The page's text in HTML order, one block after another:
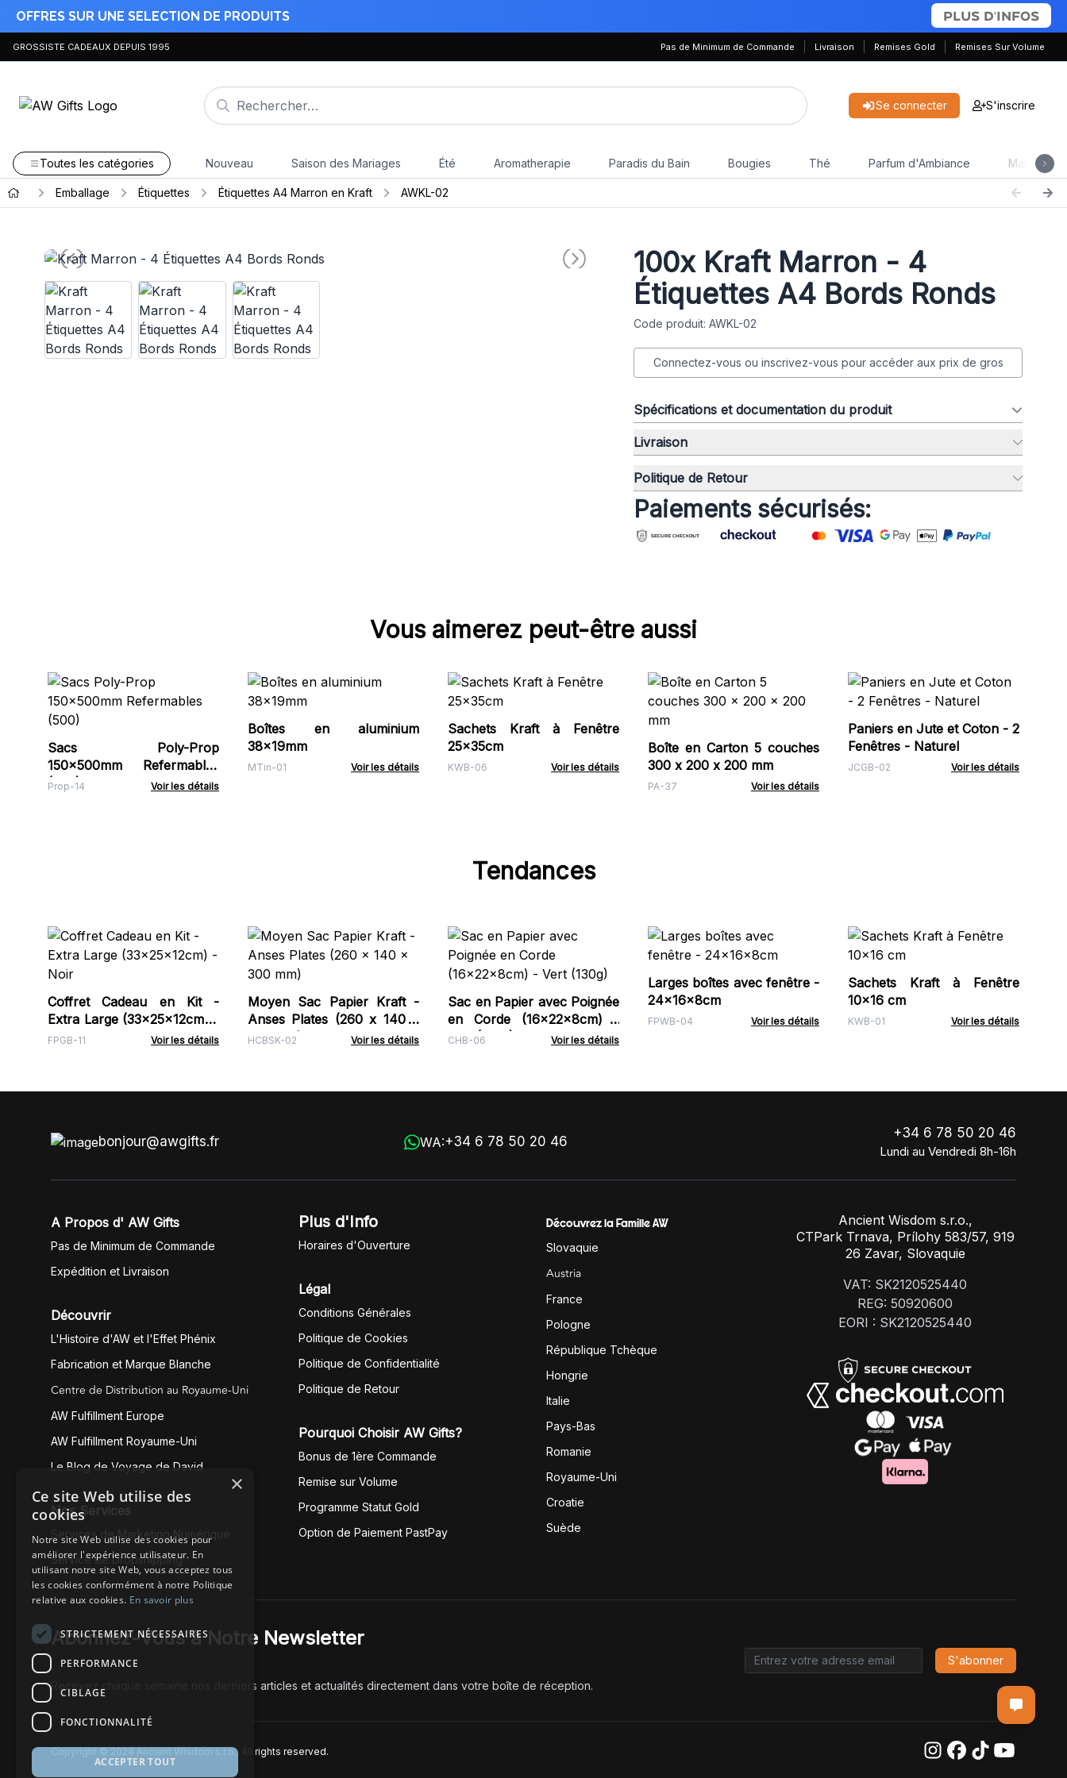
OFFRES SUR UNE SELECTION DE PRODUITS PLUS D'INFOS
GROSSISTE CADEAUX DEPUIS 1995 Pas de Minimum de Commande Livraison Remises Gold Remises Sur Volume
Se connecter S'inscrire
Toutes les catégories Nouveau Saison des Mariages Été Aromatherapie Paradis du Bain Bougies Thé Parfum d'Ambiance Maison &
Emballage Étiquettes Étiquettes A4 Marron en Kraft AWKL-02
100xKraft Marron - 4
Étiquettes A4 Bords Ronds
Code produit: AWKL-02
Connectez-vous ou inscrivez-vous pour accéder aux prix de gros
Spécifications et documentation du produit
Livraison
Politique de Retour
Paiements sécurisés:
Vous aimerez peut-être aussi
Sacs Poly-Prop
150x500mm Refermables
(500)
Prop-14 Voir les détails
Boîtes en aluminium
38x19mm
MTin-01 Voir les détails
Sachets Kraft à Fenêtre
25x35cm
KWB-06 Voir les détails
Boîte en Carton 5 couches
300 x 200 x 200 mm
PA-37 Voir les détails
Paniers en Jute et Coton - 2
Fenêtres - Naturel
JCGB-02 Voir les détails
Tendances
Coffret Cadeau en Kit -
Extra Large (33x25x12cm) -
Noir
FPGB-11 Voir les détails
Moyen Sac Papier Kraft -
Anses Plates (260 x 140 x
300 mm)
HCBSK-02 Voir les détails
Sac en Papier avec Poignée
en Corde (16x22x8cm) -
Vert (130g)
CHB-06 Voir les détails
Larges boîtes avec fenêtre -
24x16x8cm
FPWB-04 Voir les détails
Sachets Kraft à Fenêtre
10x16 cm
KWB-01 Voir les détails
bonjour@awgifts.fr WA:+34 6 78 50 20 46
+34 6 78 50 20 46
Lundi au Vendredi 8h-16h
A Propos d' AW Gifts
Pas de Minimum de Commande
Expédition et Livraison
Découvrir
L'Histoire d'AW et l'Effet Phénix
Fabrication et Marque Blanche
Centre de Distribution au Royaume-Uni
AW Fulfillment Europe
AW Fulfillment Royaume-Uni
Le Blog de Voyage de David
Nos Services
Services de Marketing Numérique
Service de Dropshipping
Plus d'Info
Horaires d'Ouverture
Légal
Conditions Générales
Politique de Cookies
Politique de Confidentialité
Politique de Retour
Pourquoi Choisir AW Gifts?
Bonus de 1ère Commande
Remise sur Volume
Programme Statut Gold
Option de Paiement PastPay
Découvrez la Famille AW
Slovaquie
Austria
France
Pologne
République Tchèque
Hongrie
Italie
Pays-Bas
Romanie
Royaume-Uni
Croatie
Suède
Ancient Wisdom s.r.o.,
CTPark Trnava, Prílohy 583/57, 919
26 Zavar, Slovaquie
VAT: SK2120525440
REG: 50920600
EORI : SK2120525440
Abonnez-Vous à Notre Newsletter
Recevez chaque semaine nos derniers articles et actualités directement dans votre boîte de réception.
Email address
S'abonner
Copyright © 2024 Ancient Wisdom s.r.o., All rights reserved.
×
Ce site Web utilise des
cookies
Notre site Web utilise des cookies pour
améliorer l'expérience utilisateur. En
utilisant notre site Web, vous acceptez tous
les cookies conformément à notre Politique
relative aux cookies. En savoir plus
STRICTEMENT NÉCESSAIRES
PERFORMANCE
CIBLAGE
FONCTIONNALITÉ
ACCEPTER TOUT